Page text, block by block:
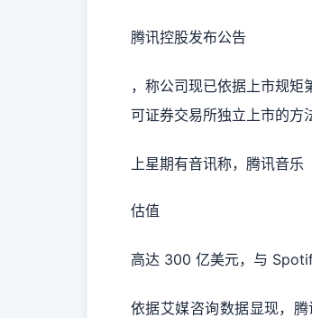
腾讯控股发布公告
，称公司现已依据上市规
可证券交易所独立上市的方
上星期有音讯称，腾讯音乐
估值
高达 300 亿美元，与
依据艾媒咨询数据显现，